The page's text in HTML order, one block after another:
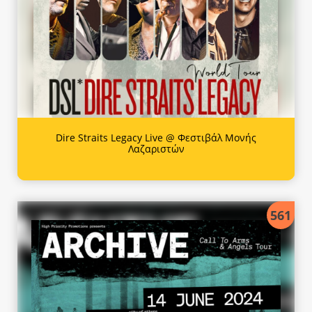
Dire Straits Legacy Live @ Φεστιβάλ Μονής
Λαζαριστών
561